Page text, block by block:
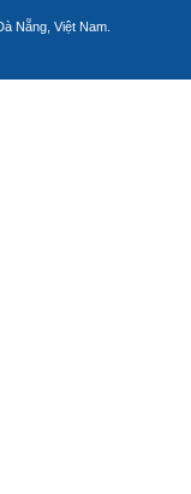
Nẵng, Việt Nam.